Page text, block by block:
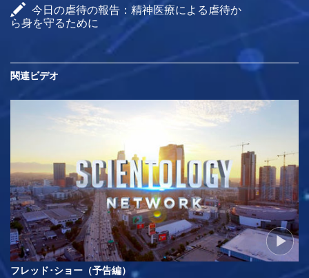
今日の虐待の報告：精神医療による虐待か
ら身を守るために
関連ビデオ
フレッド･ショー（予告編）